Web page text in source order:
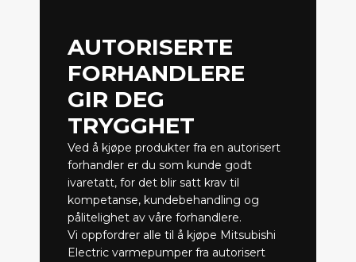
AUTORISERTE
FORHANDLERE
GIR DEG
TRYGGHET
Ved å kjøpe produkter fra en autorisert
forhandler er du som kunde godt
ivaretatt, for det blir satt krav til
kompetanse, kundebehandling og
pålitelighet av våre forhandlere.
Vi oppfordrer alle til å kjøpe Mitsubishi
Electric varmepumper fra autorisert